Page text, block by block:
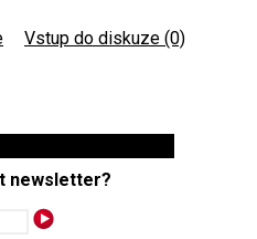
Vstup do diskuze (0)
newsletter?